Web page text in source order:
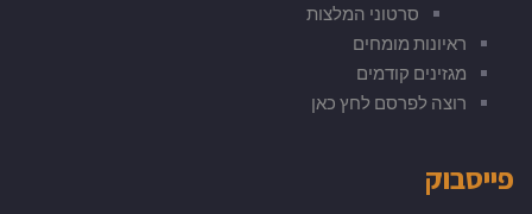
סרטוני המלצות
ראיונות מומחים
מגזינים קודמים
רוצה לפרסם לחץ כאן
פייסבוק